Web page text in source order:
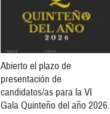
Abierto el plazo de
presentación de
candidatos/as para la VI
Gala Quinteño del año 2026.